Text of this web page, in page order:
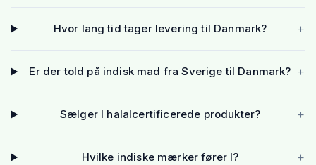
Hvor lang tid tager levering til Danmark? +
Er der told på indisk mad fra Sverige til Danmark? +
Sælger I halalcertificerede produkter? +
Hvilke indiske mærker fører I? +